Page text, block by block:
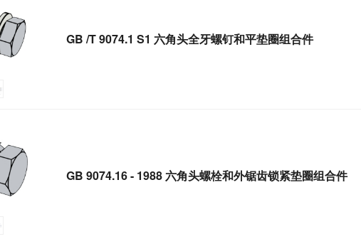
GB /T 9074.1 S1 六角头全牙螺钉和平垫圈组合件
GB 9074.16 - 1988 六角头螺栓和外锯齿锁紧垫圈组合件